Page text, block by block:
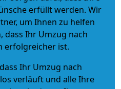
erfüllt werden. Wir
um Ihnen zu helfen
dass Ihr Umzug nach
erfolgreicher ist.
Ihr Umzug nach
verläuft und alle Ihre